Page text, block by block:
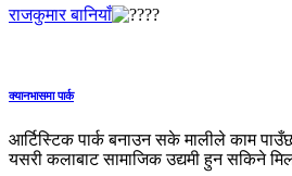
राजकुमार बानियाँ
क्यानभासमा पार्क
आर्टिस्टिक पार्क बनाउन सके मालीले काम
यसरी कलाबाट सामाजिक उद्यमी हुन सकिने